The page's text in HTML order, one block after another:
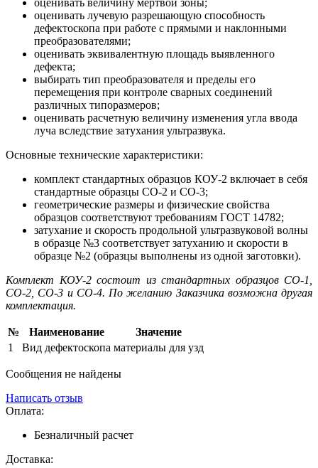
оценивать лучевую разрешающую способность
дефектоскопа при работе с прямыми и наклонными
преобразователями;
оценивать эквивалентную площадь выявленного
дефекта;
выбирать тип преобразователя и пределы его
перемещения при контроле сварных соединений
различных типоразмеров;
оценивать расчетную величину изменения угла ввода
луча вследствие затухания ультразвука.
Основные технические характеристики:
комплект стандартных образцов КОУ-2 включает в себя
стандартные образцы СО-2 и СО-3;
геометрические размеры и физические свойства
образцов соответствуют требованиям ГОСТ 14782;
затухание и скорость продольной ультразвуковой волны
в образце №3 соответствует затуханию и скорости в
образце №2 (образцы выполнены из одной заготовки).
Комплект КОУ-2 состоит из стандартных образцов СО-1,
СО-2, СО-3 и СО-4. По желанию Заказчика возможна другая
комплектация.
№ Наименование
Значение
1
Вид дефектоскопа материалы для узд
Сообщения не найдены
Написать отзыв
Оплата:
Безналичный расчет
Доставка: